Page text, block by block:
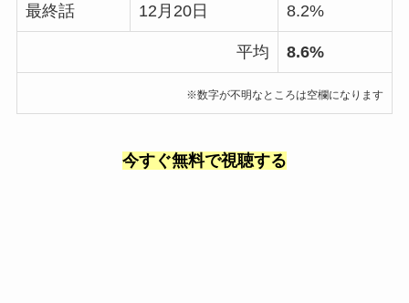
最終話 12月20日 8.2%
平均 8.6%
※数字が不明なところは空欄になります
今すぐ無料で視聴する